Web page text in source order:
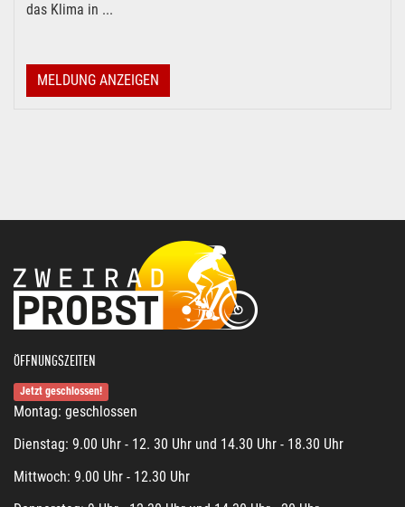
das Klima in ...
MELDUNG ANZEIGEN
ÖFFNUNGSZEITEN
Jetzt geschlossen!
Montag: geschlossen
Dienstag: 9.00 Uhr - 12. 30 Uhr und 14.30 Uhr - 18.30 Uhr
Mittwoch: 9.00 Uhr - 12.30 Uhr